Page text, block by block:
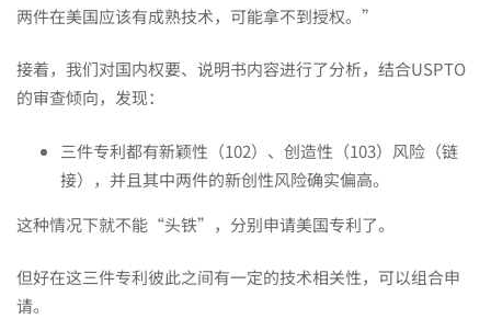
美
国
授
权！
两件在美国应该有成熟技术，可能拿不到授权。”
接着，我们对国内权要、说明书内容进行了分析，结合USPTO
的审查倾向，发现：
三件专利都有新颖性（102）、创造性（103）风险 （链
接），并且其中两件的新创性风险确实偏高。
这种情况下就不能“头铁”，分别申请美国专利了。
但好在这三件专利彼此之间有一定的技术相关性，可以组合申
请。